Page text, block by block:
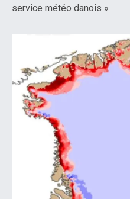
service météo danois »